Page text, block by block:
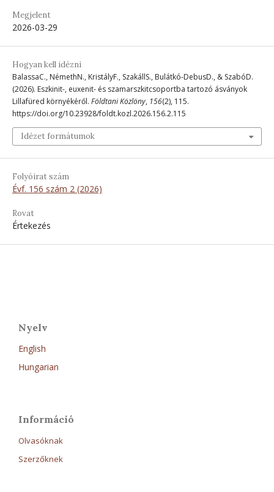
Megjelent
2026-03-29
Hogyan kell idézni
BalassaC., NémethN., KristályF., SzakállS., Bulátkó-DebusD., & SzabóD.
(2026). Eszkinit-, euxenit- és szamarszkitcsoportba tartozó ásványok
Lillafüred környékéről. Földtani Közlöny, 156(2), 115.
https://doi.org/10.23928/foldt.kozl.2026.156.2.115
Idézet formátumok
Folyóirat szám
Évf. 156 szám 2 (2026)
Rovat
Értekezés
Nyelv
English
Hungarian
Információ
Olvasóknak
Szerzőknek